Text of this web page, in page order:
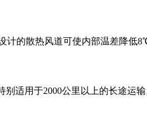
计的散热风道可使内部温差降低
适用于2000公里以上的长途运输